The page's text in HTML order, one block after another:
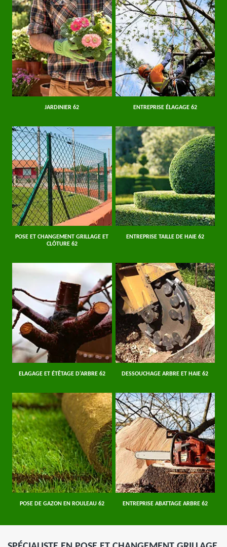
JARDINIER 62 ENTREPRISE ÉLAGAGE 62
POSE ET CHANGEMENT GRILLAGE ET
CLÔTURE 62
ENTREPRISE TAILLE DE HAIE 62
ELAGAGE ET ÉTÊTAGE D'ARBRE 62 DESSOUCHAGE ARBRE ET HAIE 62
POSE DE GAZON EN ROULEAU 62 ENTREPRISE ABATTAGE ARBRE 62